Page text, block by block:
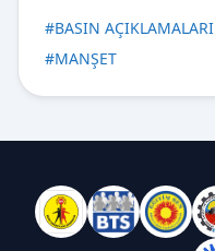
#BASIN AÇIKLAMALARI
#MANŞET